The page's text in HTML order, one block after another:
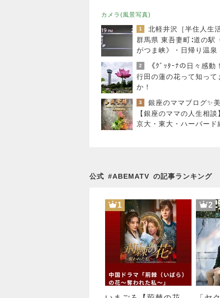
カメラ(風景写真)
1
北軽井沢［半住人生活
群馬県 東吾妻町∶道の駅
がつま峡》・日帰り温泉
狗の湯〉・・♪
2
《ｸﾞｯﾀｰﾅの日々感動
行田の蓮の花って知って
か！
3
【銀座のママの人生相談
京大・東大・ハーバー
公式 #ABEMATV の記事ランキング
1 2